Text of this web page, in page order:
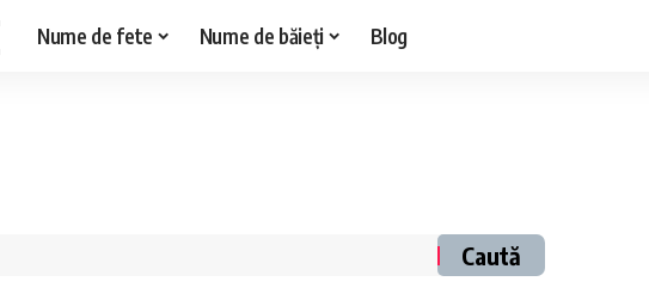
Nume de fete Nume de băieți Blog
Caută